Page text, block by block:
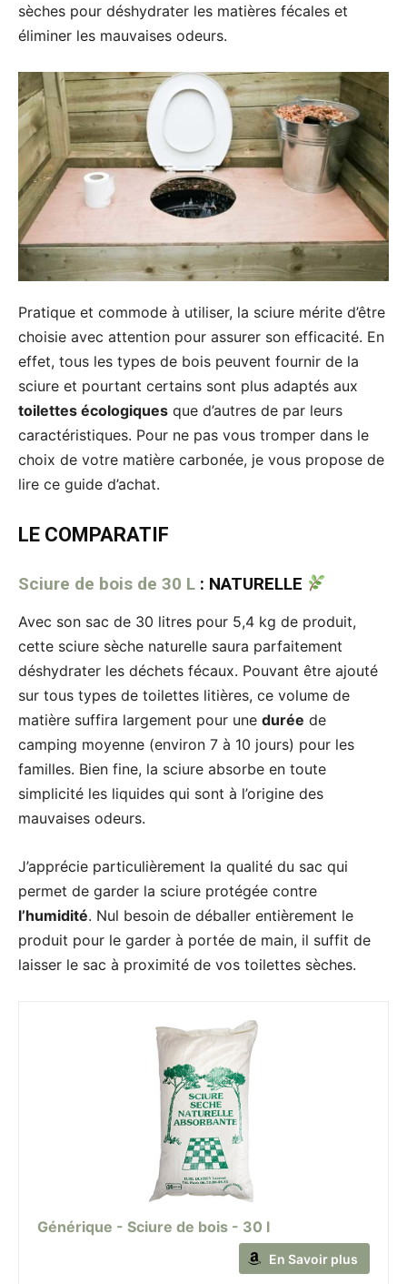
sèches pour déshydrater les matières fécales et
éliminer les mauvaises odeurs.
Pratique et commode à utiliser, la sciure mérite d’être
choisie avec attention pour assurer son efficacité. En
effet, tous les types de bois peuvent fournir de la
sciure et pourtant certains sont plus adaptés aux
toilettes écologiques que d’autres de par leurs
caractéristiques. Pour ne pas vous tromper dans le
choix de votre matière carbonée, je vous propose de
lire ce guide d’achat.
LE COMPARATIF
Sciure de bois de 30 L : NATURELLE
Avec son sac de 30 litres pour 5,4 kg de produit,
cette sciure sèche naturelle saura parfaitement
déshydrater les déchets fécaux. Pouvant être ajouté
sur tous types de toilettes litières, ce volume de
matière suffira largement pour une durée de
camping moyenne (environ 7 à 10 jours) pour les
familles. Bien fine, la sciure absorbe en toute
simplicité les liquides qui sont à l’origine des
mauvaises odeurs.
J’apprécie particulièrement la qualité du sac qui
permet de garder la sciure protégée contre
l’humidité. Nul besoin de déballer entièrement le
produit pour le garder à portée de main, il suffit de
laisser le sac à proximité de vos toilettes sèches.
Générique - Sciure de bois - 30 l
En Savoir plus